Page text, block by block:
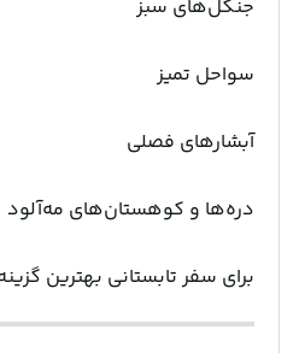
جنگل‌های سبز
سواحل تمیز
آبشارهای فصلی
دره‌ها و کوهستان‌های مه‌آلود
برای سفر تابستانی بهترین